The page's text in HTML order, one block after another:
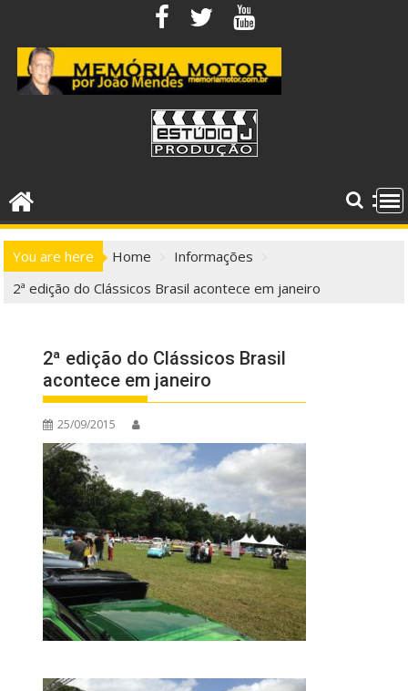
content
You are here Home
Informações
2ª edição do Clássicos Brasil acontece em janeiro
2ª edição do Clássicos Brasil
acontece em janeiro
25/09/2015